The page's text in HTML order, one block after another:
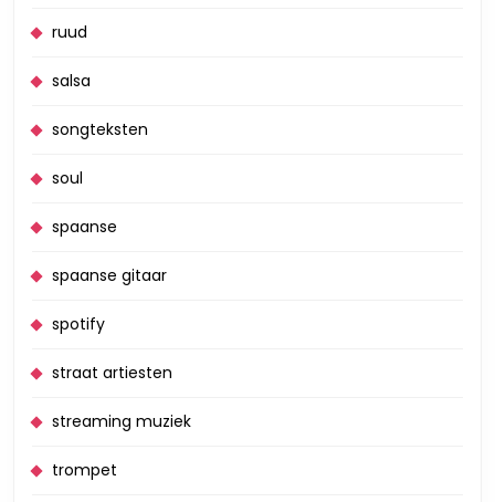
ruud
salsa
songteksten
soul
spaanse
spaanse gitaar
spotify
straat artiesten
streaming muziek
trompet